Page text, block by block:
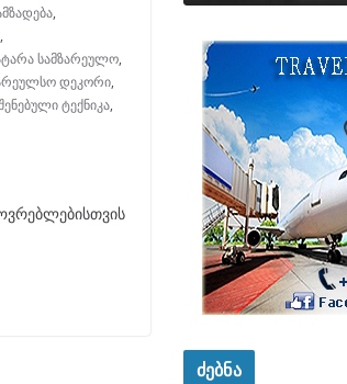
,
,
სამზარეულო,
დეკორი,
ტექნიკა,
ძებნა